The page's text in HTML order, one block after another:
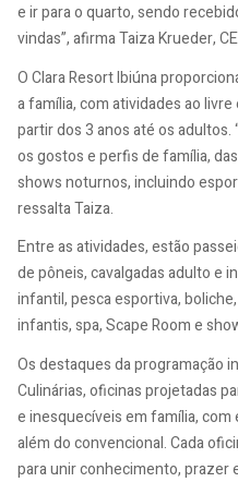
e ir para o quarto, sendo
vindas”, afirma Taiza Krueder,
O Clara Resort Ibiúna
a família, com atividades ao
partir dos 3 anos até os
os gostos e perfis de família,
shows noturnos, incluindo
ressalta Taiza.
Entre as atividades, estão
de pôneis, cavalgadas adulto e
infantil, pesca esportiva,
infantis, spa, Scape Room e
Os destaques da programação
Culinárias, oficinas projetadas
e inesquecíveis em família,
além do convencional. Cada
para unir conhecimento, prazer